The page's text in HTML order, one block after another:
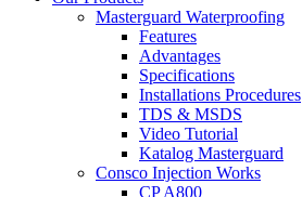
Masterguard Waterproofing
Features
Advantages
Specifications
Installations Procedures
TDS & MSDS
Video Tutorial
Katalog Masterguard
Consco Injection Works
CP A800